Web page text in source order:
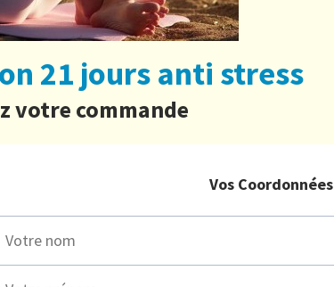
21 jours anti stress
votre commande
Vos Coordonnées